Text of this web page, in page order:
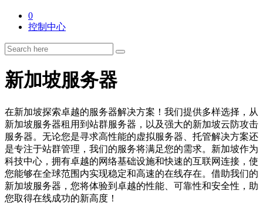
0
控制中心
新加坡服务器
在新加坡探索卓越的服务器解决方案！我们提供多样选择，从
新加坡服务器租用到站群服务器，以及强大的新加坡云防攻击
服务器。无论您是寻求高性能的虚拟服务器、托管解决方案还
是专注于站群管理，我们的服务将满足您的需求。新加坡作为
科技中心，拥有卓越的网络基础设施和快速的互联网连接，使
您能够在全球范围内实现稳定和高速的在线存在。借助我们的
新加坡服务器，您将体验到卓越的性能、可靠性和安全性，助
您取得在线成功的新高度！